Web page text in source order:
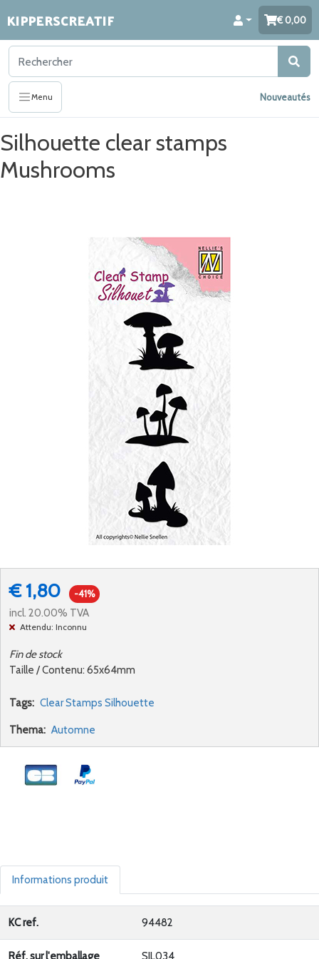
KIPPERSCREATIF 0,00
Menu Nouveautés
Silhouette clear stamps
Mushrooms
Taille / Contenu: 65x64mm
Fin de stock
€ 1,80 -41%
incl. 20.00% TVA
Attendu: Inconnu
Tags: Clear Stamps Silhouette
Thema: Automne
Informations produit
KC ref. 94482
Réf. sur l'emballage SIL034